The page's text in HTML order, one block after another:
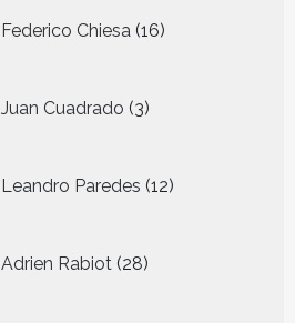
Federico Chiesa 16
producten
Juan Cuadrado 3
producten
Leandro Paredes 12
producten
Adrien Rabiot 28
producten